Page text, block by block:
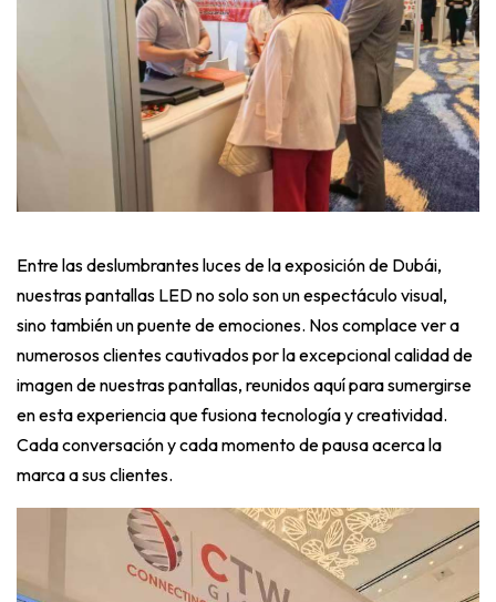
Entre las deslumbrantes luces de la exposición de Dubái,
nuestras pantallas LED no solo son un espectáculo visual,
sino también un puente de emociones. Nos complace ver a
numerosos clientes cautivados por la excepcional calidad de
imagen de nuestras pantallas, reunidos aquí para sumergirse
en esta experiencia que fusiona tecnología y creatividad.
Cada conversación y cada momento de pausa acerca la
marca a sus clientes.